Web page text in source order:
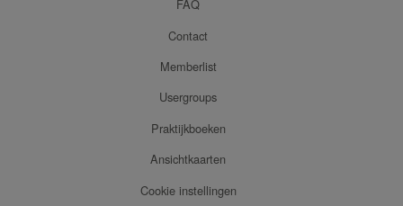
FAQ
Contact
Memberlist
Usergroups
Praktijkboeken
Ansichtkaarten
Cookie instellingen